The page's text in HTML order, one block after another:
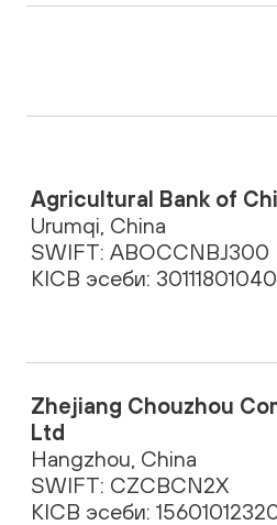
Agricultural Bank of
Urumqi, China
SWIFT: ABOCCNBJ300
KICB эсеби:
Zhejiang Chouzhou
Ltd
Hangzhou, China
SWIFT: CZCBCN2X
KICB эсеби: